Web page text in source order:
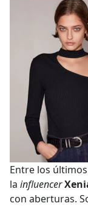
Entre los
la influencer
con aberturas.